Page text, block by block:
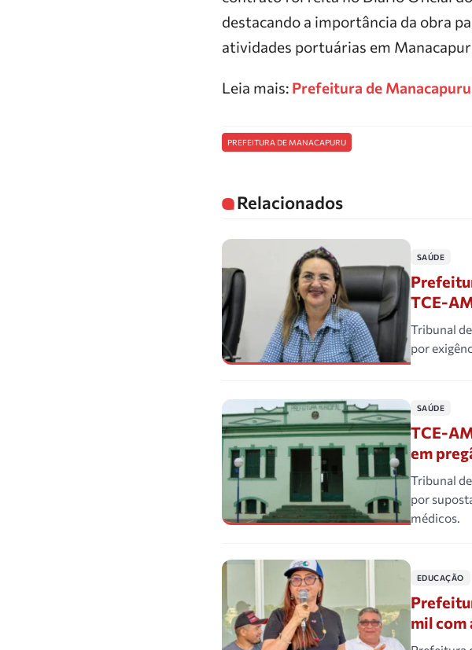
destacando a importância da obra
atividades portuárias em
Leia mais: Prefeitura de
PREFEITURA DE MANACAPURU
Relacionados
SAÚDE
TCE-
Tribunal
por
SAÚDE
TCE-
em
Tribunal
por
médicos.
EDUCAÇÃO
mil com